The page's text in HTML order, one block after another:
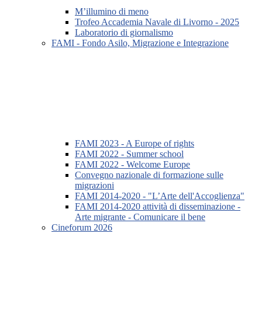
M’illumino di meno
Trofeo Accademia Navale di Livorno - 2025
Laboratorio di giornalismo
FAMI - Fondo Asilo, Migrazione e Integrazione
FAMI 2023 - A Europe of rights
FAMI 2022 - Summer school
FAMI 2022 - Welcome Europe
Convegno nazionale di formazione sulle
migrazioni
FAMI 2014-2020 - "L’Arte dell'Accoglienza"
FAMI 2014-2020 attività di disseminazione -
Arte migrante - Comunicare il bene
Cineforum 2026